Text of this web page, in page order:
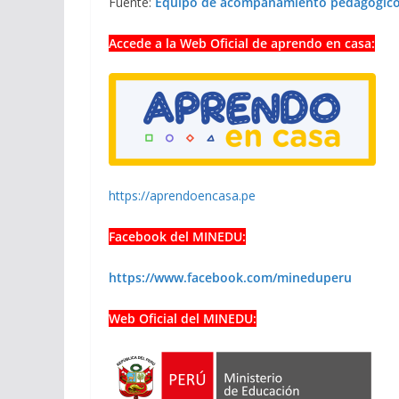
Accede a la Web Oficial de aprendo en casa:
https://aprendoencasa.pe
Facebook del MINEDU:
https://www.facebook.com/mineduperu
Web Oficial del MINEDU: